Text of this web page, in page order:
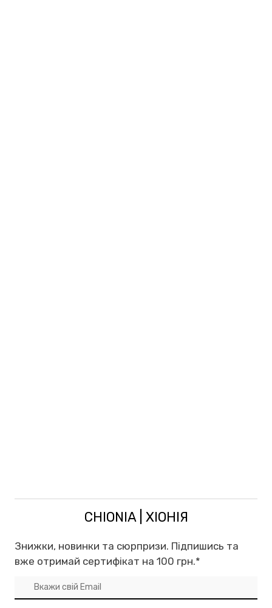
CHIONIA | ХІОНІЯ
Знижки, новинки та сюрпризи. Підпишись та
вже отримай сертифікат на 100 грн.*